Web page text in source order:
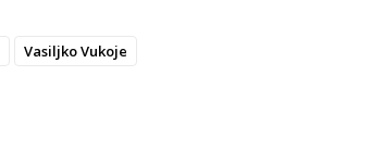
Vasiljko Vukoje